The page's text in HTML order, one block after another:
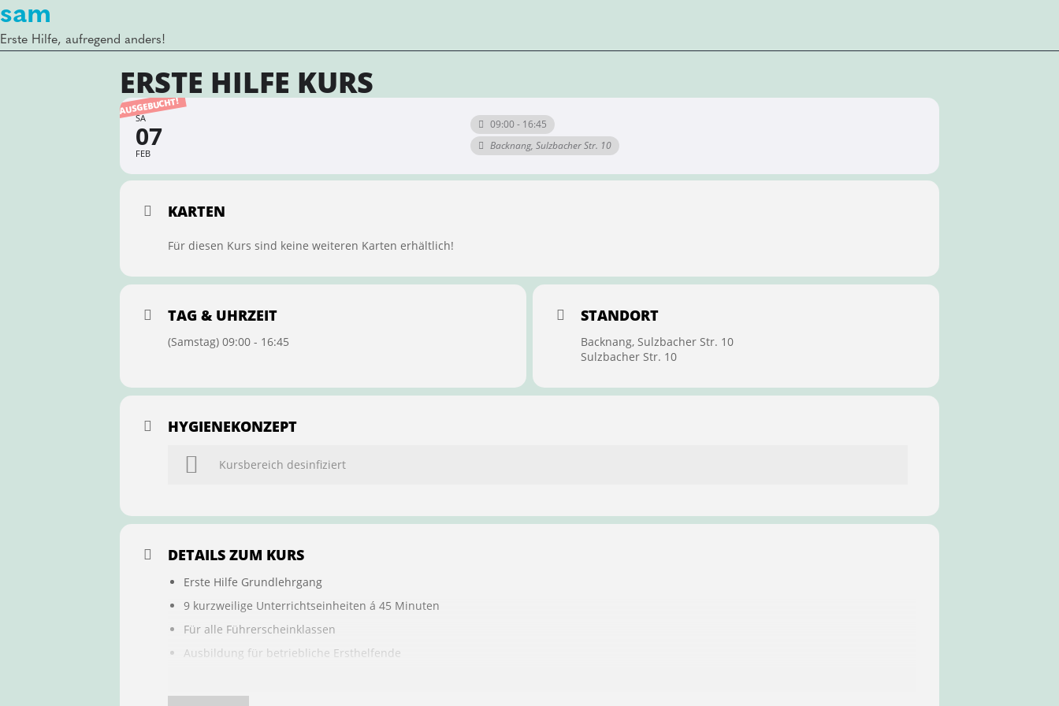
sam
Erste Hilfe, aufregend anders!
ERSTE HILFE KURS
AUSGEBUCHT!
SA
07
FEB
09:00 - 16:45
Backnang, Sulzbacher Str. 10
KARTEN
Für diesen Kurs sind keine weiteren Karten erhältlich!
TAG & UHRZEIT
(Samstag) 09:00 - 16:45
STANDORT
Backnang, Sulzbacher Str. 10
Sulzbacher Str. 10
HYGIENEKONZEPT
Kursbereich desinfiziert
DETAILS ZUM KURS
Erste Hilfe Grundlehrgang
9 kurzweilige Unterrichtseinheiten á 45 Minuten
Für alle Führerscheinklassen
Ausbildung für betriebliche Ersthelfende